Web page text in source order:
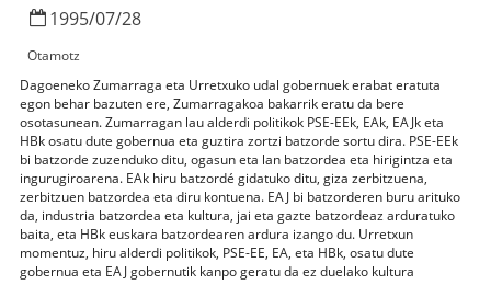
1995/07/28
Otamotz
Dagoeneko Zumarraga eta Urretxuko udal gobernuek erabat eratuta
egon behar bazuten ere, Zumarragakoa bakarrik eratu da bere
osotasunean. Zumarragan lau alderdi politikok PSE-EEk, EAk, EAJk eta
HBk osatu dute gobernua eta guztira zortzi batzorde sortu dira. PSE-EEk
bi batzorde zuzenduko ditu, ogasun eta lan batzordea eta hirigintza eta
ingurugiroarena. EAk hiru batzordé gidatuko ditu, giza zerbitzuena,
zerbitzuen batzordea eta diru kontuena. EAJ bi batzorderen buru arituko
da, industria batzordea eta kultura, jai eta gazte batzordeaz arduratuko
baita, eta HBk euskara batzordearen ardura izango du. Urretxun
momentuz, hiru alderdi politikok, PSE-EE, EA, eta HBk, osatu dute
gobernua eta EAJ gobernutik kanpo geratu da ez duelako kultura